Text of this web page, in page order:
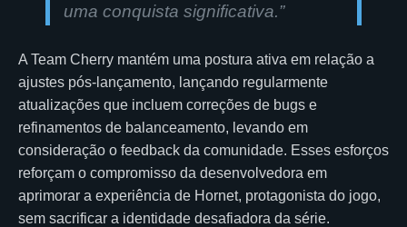
uma conquista significativa.”
A Team Cherry mantém uma postura ativa em relação a
ajustes pós-lançamento, lançando regularmente
atualizações que incluem correções de bugs e
refinamentos de balanceamento, levando em
consideração o feedback da comunidade. Esses esforços
reforçam o compromisso da desenvolvedora em
aprimorar a experiência de Hornet, protagonista do jogo,
sem sacrificar a identidade desafiadora da série.